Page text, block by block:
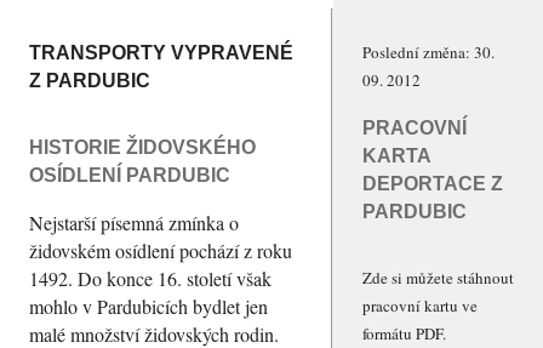
TRANSPORTY VYPRAVENÉ
Z PARDUBIC
HISTORIE ŽIDOVSKÉHO
OSÍDLENÍ PARDUBIC
Nejstarší písemná zmínka o
židovském osídlení pochází z roku
1492. Do konce 16. století však
mohlo v Pardubicích bydlet jen
malé množství židovských rodin.
Poslední změna: 30.
09. 2012
PRACOVNÍ
KARTA
DEPORTACE Z
PARDUBIC
Zde si můžete stáhnout
pracovní kartu ve
formátu PDF.